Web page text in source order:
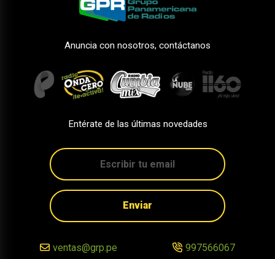
Anuncia con nosotros, contáctanos
Entérate de las últimas novedades
Enviar
ventas@grp.pe 997566067